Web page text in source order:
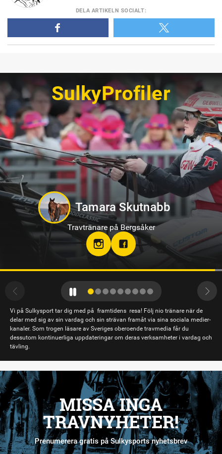
DELA ARTIKELN SOCIALT:
SulkyProfiler
Jennifer Persson
Travtränare på Solvalla
teamjpab
Vi på Sulkysport tar dig med på framtidens resa! Följ nio tränare när de
delar med sig av sin vardag och sin strävan framåt via sina sociala medier-
kanaler. Som trogen läsare av Sveriges oberoende travmedia får du
dessutom kontinuerliga uppdateringar om deras verksamheter i vardag och
tävling.
MISSA INGA
TRAVNYHETER!
Prenumerera gratis på Sulkysports nyhetsbrev